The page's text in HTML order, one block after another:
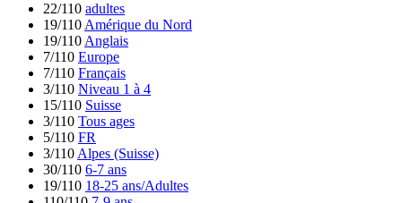
22/110 adultes
19/110 Amérique du Nord
19/110 Anglais
7/110 Europe
7/110 Français
3/110 Niveau 1 à 4
15/110 Suisse
3/110 Tous ages
5/110 FR
3/110 Alpes (Suisse)
30/110 6-7 ans
19/110 18-25 ans/Adultes